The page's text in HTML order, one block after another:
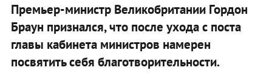
Премьер-министр Великобритании Гордон
Браун признался, что после ухода с поста
главы кабинета министров намерен
посвятить себя благотворительности.